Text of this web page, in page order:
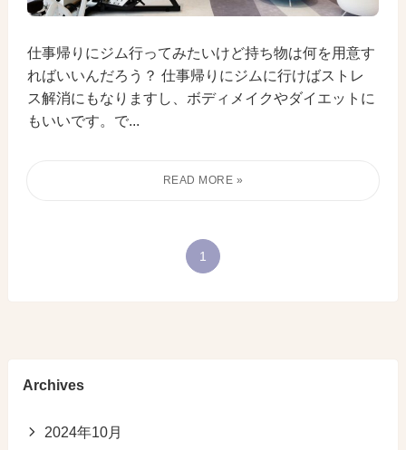
仕事帰りにジム行ってみたいけど持ち物は何を用意す
ればいいんだろう？ 仕事帰りにジムに行けばストレ
ス解消にもなりますし、ボディメイクやダイエットに
もいいです。で...
1
Archives
2024年10月